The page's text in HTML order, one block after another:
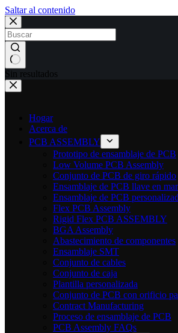
Saltar al contenido
Sin resultados
Hogar
Acerca de
PCB ASSEMBLY
Prototipo de ensamblaje de PCB
Low Volume PCB Assembly
Conjunto de PCB de giro rápido
Ensamblaje de PCB llave en
Ensamblaje de PCB
Flex PCB Assembly
Rigid Flex PCB ASSEMBLY
BGA Assembly
Abastecimiento de componentes
Ensamblaje SMT
Conjunto de cables
Conjunto de caja
Plantilla personalizada
Conjunto de PCB con orificio
Contract Manufacturing
Proceso de ensamblaje de PCB
PCB Assembly FAQs